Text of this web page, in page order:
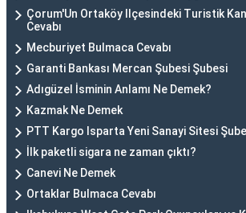
Çorum'Un Ortaköy Ilçesindeki Turistik
Cevabı
Mecburiyet Bulmaca Cevabı
Garanti Bankası Mercan Şubesi Şubesi
Adıgüzel İsminin Anlamı Ne Demek?
Kazmak Ne Demek
PTT Kargo Isparta Yeni Sanayi Sitesi
İlk paketli sigara ne zaman çıktı?
Canevi Ne Demek
Ortaklar Bulmaca Cevabı